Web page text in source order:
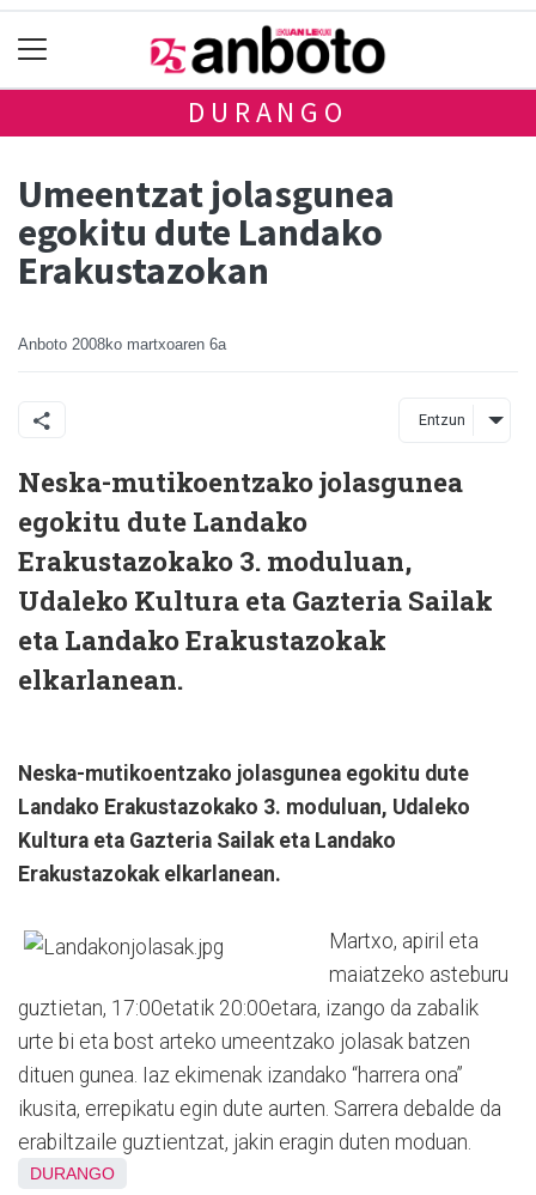
DURANGO
Umeentzat jolasgunea
egokitu dute Landako
Erakustazokan
Anboto 2008ko martxoaren 6a
Entzun
Neska-mutikoentzako jolasgunea
egokitu dute Landako
Erakustazokako 3. moduluan,
Udaleko Kultura eta Gazteria Sailak
eta Landako Erakustazokak
elkarlanean.
Neska-mutikoentzako jolasgunea egokitu dute
Landako Erakustazokako 3. moduluan, Udaleko
Kultura eta Gazteria Sailak eta Landako
Erakustazokak elkarlanean.
Martxo, apiril eta
maiatzeko asteburu
guztietan, 17:00etatik 20:00etara, izango da zabalik
urte bi eta bost arteko umeentzako jolasak batzen
dituen gunea. Iaz ekimenak izandako “harrera ona”
ikusita, errepikatu egin dute aurten. Sarrera debalde da
erabiltzaile guztientzat, jakin eragin duten moduan.
DURANGO